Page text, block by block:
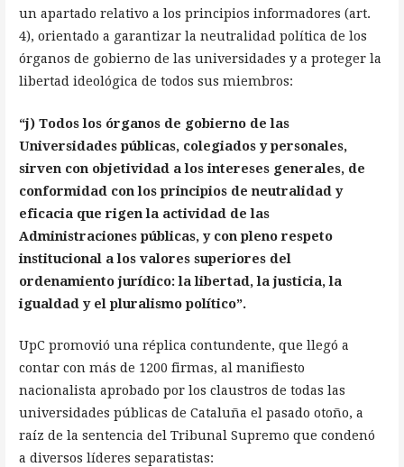
un apartado relativo a los principios informadores (art.
4), orientado a garantizar la neutralidad política de los
órganos de gobierno de las universidades y a proteger la
libertad ideológica de todos sus miembros:
“j) Todos los órganos de gobierno de las
Universidades públicas, colegiados y personales,
sirven con objetividad a los intereses generales, de
conformidad con los principios de neutralidad y
eficacia que rigen la actividad de las
Administraciones públicas, y con pleno respeto
institucional a los valores superiores del
ordenamiento jurídico: la libertad, la justicia, la
igualdad y el pluralismo político”.
UpC promovió una réplica contundente, que llegó a
contar con más de 1200 firmas, al manifiesto
nacionalista aprobado por los claustros de todas las
universidades públicas de Cataluña el pasado otoño, a
raíz de la sentencia del Tribunal Supremo que condenó
a diversos líderes separatistas: